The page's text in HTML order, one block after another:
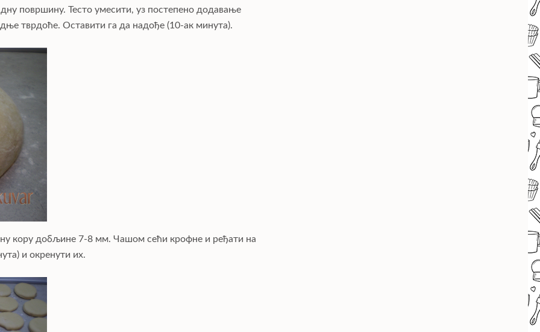
површину. Тесто умесити, уз постепено додавање
тврдоће. Оставити га да надође (10-ак минута).
кору добљине 7-8 мм. Чашом сећи крофне и ређати на
и окренути их.